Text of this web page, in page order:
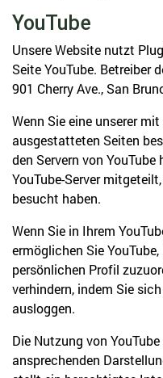
YouTube
Unsere Website nutzt
Seite YouTube. Betreiber
901 Cherry Ave., San
Wenn Sie eine unserer
ausgestatteten Seiten
den Servern von
YouTube-Server
besucht haben.
Wenn Sie in Ihrem
ermöglichen Sie
persönlichen Profil
verhindern, indem Sie
ausloggen.
Die Nutzung von
ansprechenden